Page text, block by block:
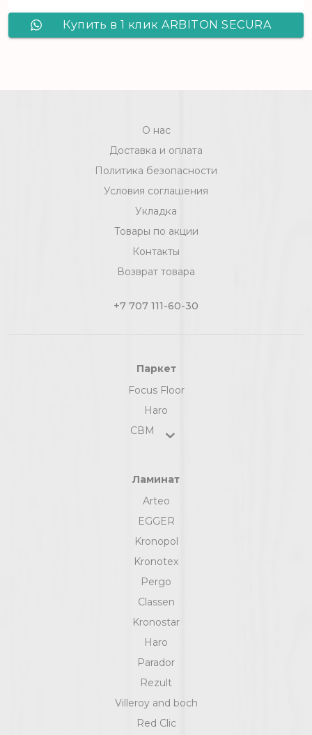
Купить в 1 клик ARBITON SECURA
О нас
Доставка и оплата
Политика безопасности
Условия соглашения
Укладка
Товары по акции
Контакты
Возврат товара
+7 707 111-60-30
Паркет
Focus Floor
Haro
СВМ
Ламинат
Arteo
EGGER
Kronopol
Kronotex
Pergo
Classen
Kronostar
Haro
Parador
Rezult
Villeroy and boch
Red Clic